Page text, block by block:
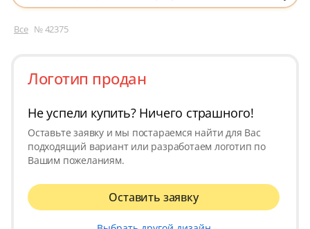
Все № 42375
Логотип продан
Не успели купить? Ничего страшного!
Оставьте заявку и мы постараемся найти для Вас
подходящий вариант или разработаем логотип по
Вашим пожеланиям.
Оставить заявку